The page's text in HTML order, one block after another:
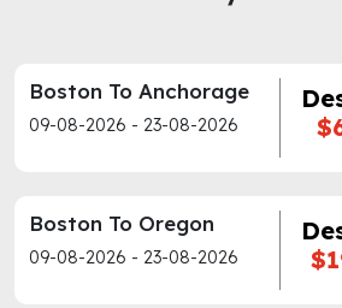
Boston To Anchorage
09-08-2026 - 23-08-2026
Boston To Oregon
09-08-2026 - 23-08-2026